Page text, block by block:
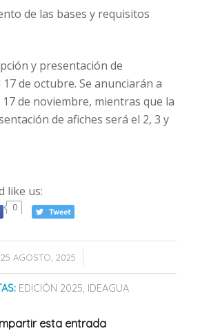
de las bases y requisitos
y presentación de
de octubre. Se anunciarán a
de noviembre, mientras que la
de afiches será el 2, 3 y
like us:
0
25 AGOSTO, 2025
/
EDICIÓN 2025, IDEAGUA
esta entrada